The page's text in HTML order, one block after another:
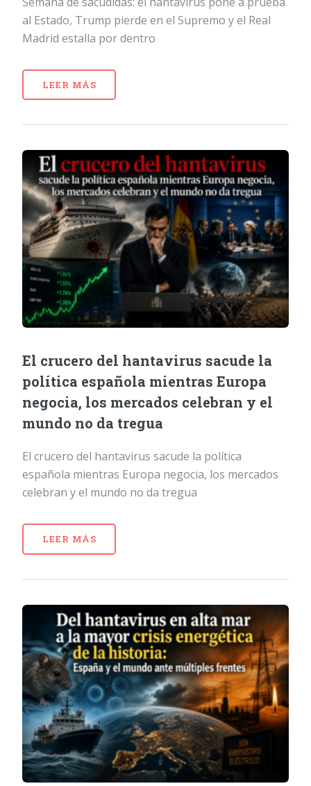
al Estado, Trump pierde en el Supremo y el Real
Madrid estalla por dentro
LEER MÁS
El crucero del hantavirus sacude la
política española mientras Europa
negocia, los mercados celebran y el
mundo no da tregua
El crucero del hantavirus sacude la política
española mientras Europa negocia, los mercados
celebran y el mundo no da tregua
LEER MÁS